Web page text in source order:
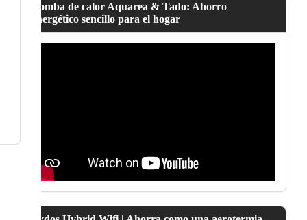
Bomba de calor Aquarea & Tado: Ahorro
energético sencillo para el hogar